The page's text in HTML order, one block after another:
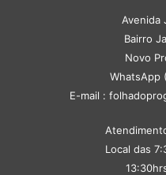
Avenida
Bairro
Novo
WhatsApp
E-mail :
Local das